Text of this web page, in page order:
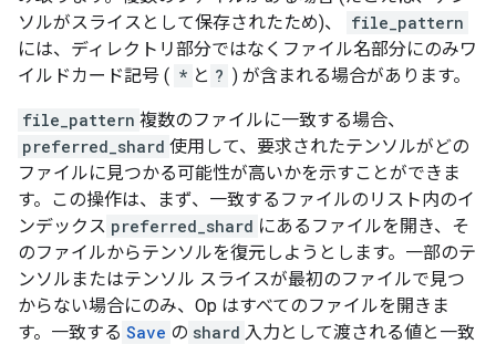
ソルがスライスとして保存されたため)、
file_pattern
には、ディレクトリ部分ではなくファイル名部分にのみワ
イルドカード記号 ( * と ? ) が含まれる場合があります。
file_pattern 複数のファイルに一致する場合、
preferred_shard 使用して、要求されたテンソルがどの
ファイルに見つかる可能性が高いかを示すことができま
す。この操作は、まず、一致するファイルのリスト内のイ
ンデックス preferred_shard にあるファイルを開き、そ
のファイルからテンソルを復元しようとします。一部のテ
ンソルまたはテンソル スライスが最初のファイルで見つ
からない場合にのみ、Op はすべてのファイルを開きま
す。一致する Save の shard 入力として渡される値と一致